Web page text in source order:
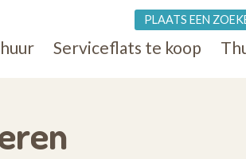
Serviceflats te koop
PLAATS EEN